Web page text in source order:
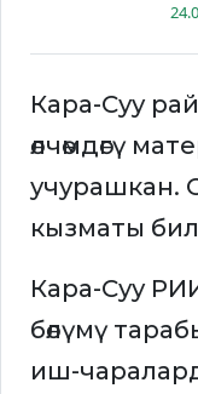
Кара-Суу
өлчөмдөгү
учурашкан.
кызматы
Кара-Суу
бөлүмү
иш-